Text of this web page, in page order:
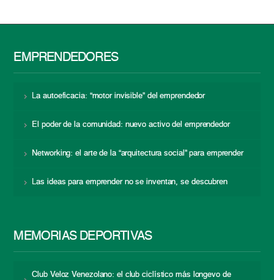
EMPRENDEDORES
La autoeficacia: “motor invisible” del emprendedor
El poder de la comunidad: nuevo activo del emprendedor
Networking: el arte de la “arquitectura social” para emprender
Las ideas para emprender no se inventan, se descubren
MEMORIAS DEPORTIVAS
Club Veloz Venezolano: el club ciclístico más longevo de